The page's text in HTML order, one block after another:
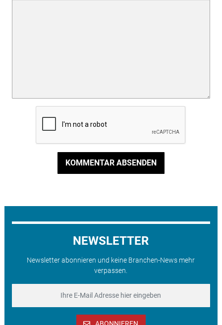
KOMMENTAR ABSENDEN
NEWSLETTER
Newsletter abonnieren und keine Branchen-News mehr
verpassen.